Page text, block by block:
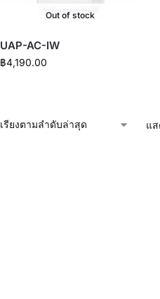
Out of stock
UAP-AC-IW
฿4,190.00
แส